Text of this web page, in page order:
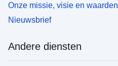
Onze missie, visie en waarden
Nieuwsbrief
Andere diensten